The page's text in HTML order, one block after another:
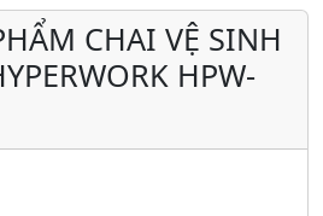
CHAI VỆ SINH
HPW-